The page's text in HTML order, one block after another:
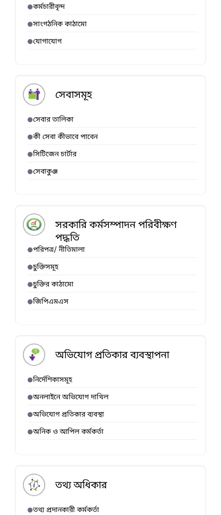
কর্মচারীবৃন্দ
সাংগঠনিক কাঠামো
যোগাযোগ
সেবাসমূহ
সেবার তালিকা
কী সেবা কীভাবে পাবেন
সিটিজেন চার্টার
সেবাকুঞ্জ
সরকারি কর্মসম্পাদন পরিবীক্ষণ
পদ্ধতি
পরিপত্র/ নীতিমালা
চুক্তিসমূহ
চুক্তির কাঠামো
জিপিএমএস
অভিযোগ প্রতিকার ব্যবস্থাপনা
নির্দেশিকাসমূহ
অনলাইনে অভিযোগ দাখিল
অভিযোগ প্রতিকার ব্যবস্থা
অনিক ও আপিল কর্মকর্তা
তথ্য অধিকার
তথ্য প্রদানকারী কর্মকর্তা